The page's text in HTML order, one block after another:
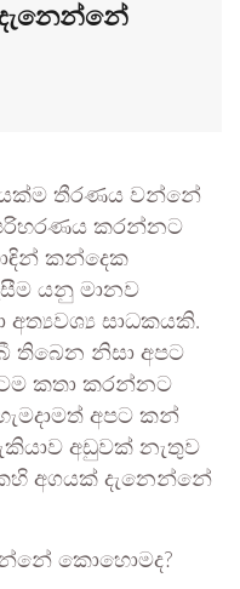
තීරණය වන්නේ
පරිහරණය කරන්නට
කන්දෙක
යනු මානව
අත්‍යවශ්‍ය සාධකයකි.
තිබෙන නිසා අපට
කතා කරන්නට
අපට කන්
අඩුවක් නැතුව
අගයක් දැනෙන්නේ
කොහොමද?